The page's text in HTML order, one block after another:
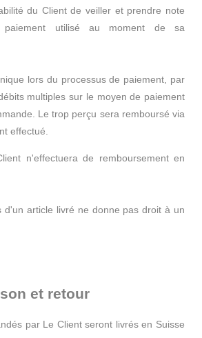
du Client de veiller et prendre note
utilisé au moment de sa
lors du processus de paiement, par
multiples sur le moyen de paiement
Le trop perçu sera remboursé via
effectué.
n'effectuera de remboursement en
d'un article livré ne donne pas droit à un
et retour
par Le Client seront livrés en Suisse